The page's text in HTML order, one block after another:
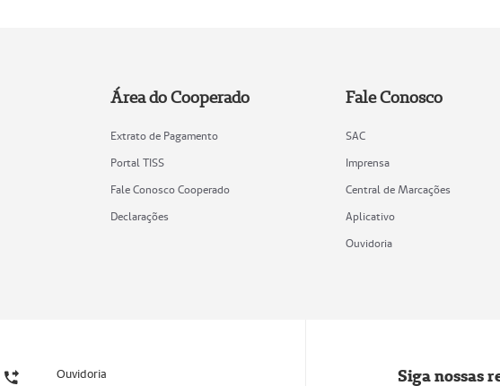
Área do Cooperado
Extrato de Pagamento
Portal TISS
Fale Conosco Cooperado
Declarações
Fale Conosco
SAC
Imprensa
Central de Marcações
Aplicativo
Ouvidoria
Ouvidoria Siga nossas